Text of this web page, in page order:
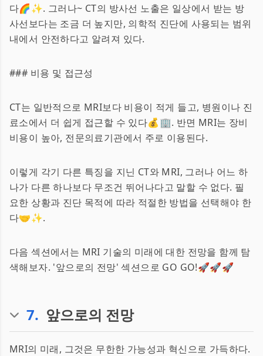
다🌈✨. 그러나~ CT의 방사선 노출은 일상에서 받는 방
사선보다는 조금 더 높지만, 의학적 진단에 사용되는 범위
내에서 안전하다고 알려져 있다.
### 비용 및 접근성
CT는 일반적으로 MRI보다 비용이 적게 들고, 병원이나 진
료소에서 더 쉽게 접근할 수 있다💰🏢. 반면 MRI는 장비
비용이 높아, 전문의료기관에서 주로 이용된다.
이렇게 각기 다른 특징을 지닌 CT와 MRI, 그러나 어느 하
나가 다른 하나보다 무조건 뛰어나다고 말할 수 없다. 필
요한 상황과 진단 목적에 따라 적절한 방법을 선택해야 한
다🤝✨.
다음 섹션에서는 MRI 기술의 미래에 대한 전망을 함께 탐
색해보자. '앞으로의 전망' 섹션으로 GO GO!🚀🚀🚀
7. 앞으로의 전망
MRI의 미래, 그것은 무한한 가능성과 혁신으로 가득하다.